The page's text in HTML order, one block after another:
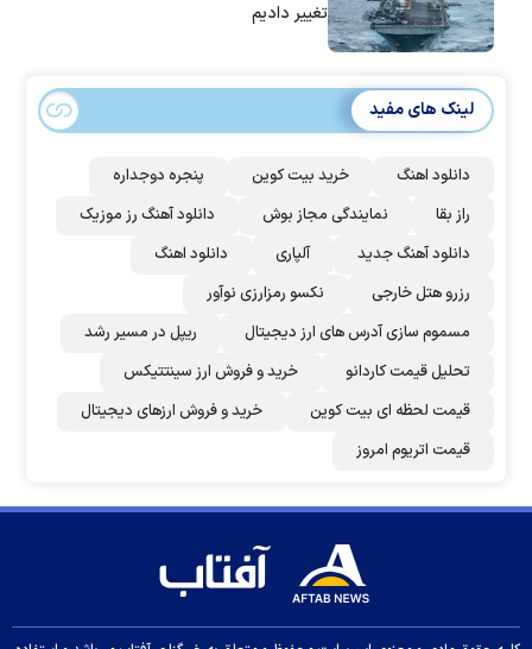
تغییر دادیم
لینک های مفید
دانلود اهنگ خرید بیت کوین
پنجره دوجداره
راز بقا
نمایندگی مجاز بوش
دانلود آهنگ رز‌ موزیک
دانلود آهنگ جدید
آلپاری
دانلود اهنگ
رزرو هتل خارجی
نکسو رمزارزی نوآور
مسموم سازی آدرس های ارز دیجیتال
ریپل در مسیر رشد
تحلیل قیمت کاردانو
خرید و فروش ارز سینتتیکس
قیمت لحظه ای بیت کوین
خرید و فروش ارزهای دیجیتال
قیمت اتریوم امروز